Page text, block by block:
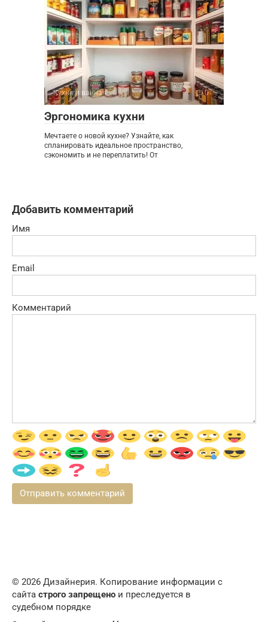
Кухня и ванная 0
Эргономика кухни
Мечтаете о новой кухне? Узнайте, как
спланировать идеальное пространство,
сэкономить и не переплатить! От
Добавить комментарий
Имя
Email
Комментарий
© 2026 Дизайнерия. Копирование информации с
сайта строго запрещено и преследуется в
судебном порядке